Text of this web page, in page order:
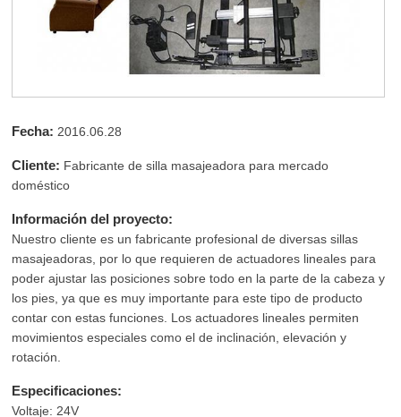
Fecha: 2016.06.28
Cliente: Fabricante de silla masajeadora para mercado
doméstico
Información del proyecto:
Nuestro cliente es un fabricante profesional de diversas sillas
masajeadoras, por lo que requieren de actuadores lineales para
poder ajustar las posiciones sobre todo en la parte de la cabeza y
los pies, ya que es muy importante para este tipo de producto
contar con estas funciones. Los actuadores lineales permiten
movimientos especiales como el de inclinación, elevación y
rotación.
Especificaciones:
Voltaje: 24V